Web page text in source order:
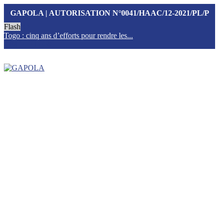
GAPOLA | AUTORISATION N°0041/HAAC/12-2021/PL/P
Flash
Togo : cinq ans d’efforts pour rendre les...